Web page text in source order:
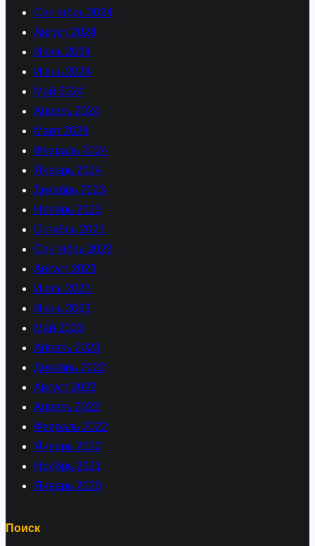
Сентябрь 2024
Август 2024
Июль 2024
Июнь 2024
Май 2024
Апрель 2024
Март 2024
Февраль 2024
Январь 2024
Декабрь 2023
Ноябрь 2023
Октябрь 2023
Сентябрь 2023
Август 2023
Июль 2023
Июнь 2023
Май 2023
Апрель 2023
Декабрь 2022
Август 2022
Апрель 2022
Февраль 2022
Январь 2022
Ноябрь 2021
Январь 2020
Поиск